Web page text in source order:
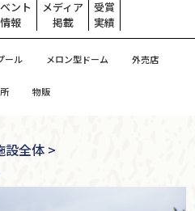
ント
情報
メディア
掲載
受賞
実績
ール メロン型ドーム 外売店
物販
設全体 >